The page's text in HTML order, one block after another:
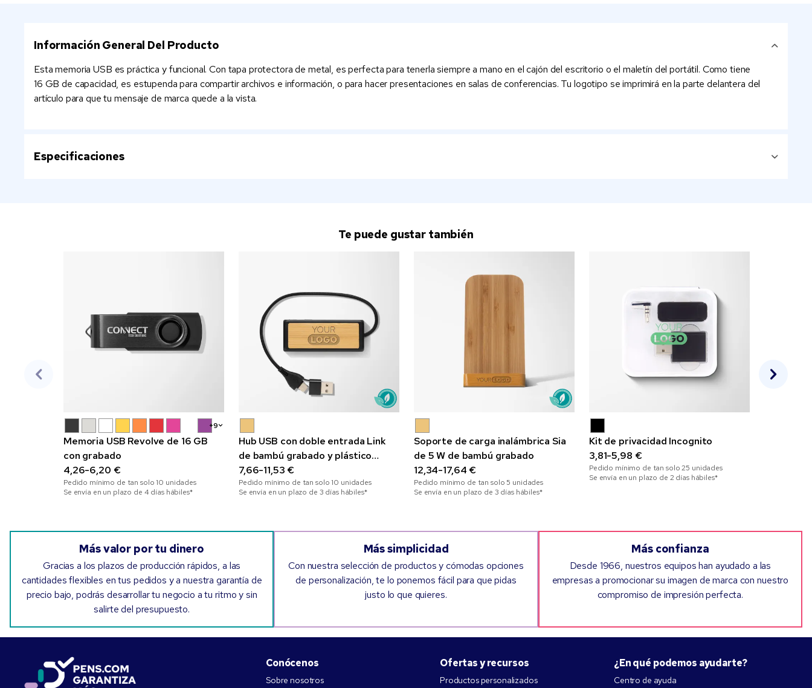
Información General Del Producto
Esta memoria USB es práctica y funcional. Con tapa protectora de metal, es perfecta para tenerla siempre a mano en el cajón del escritorio o el maletín del portátil. Como tiene
16 GB de capacidad, es estupenda para compartir archivos e información, o para hacer presentaciones en salas de conferencias. Tu logotipo se imprimirá en la parte delantera del
artículo para que tu mensaje de marca quede a la vista.
Especificaciones
Te puede gustar también
+9
Memoria USB Revolve de 16 GB
con grabado
4,26-6,20 €
Pedido mínimo de tan solo 10 unidades
Se envía en un plazo de 4 días hábiles*
Hub USB con doble entrada Link
de bambú grabado y plástico
reciclado
7,66-11,53 €
Pedido mínimo de tan solo 10 unidades
Se envía en un plazo de 3 días hábiles*
Soporte de carga inalámbrica Sia
de 5 W de bambú grabado
12,34-17,64 €
Pedido mínimo de tan solo5 unidades
Se envía en un plazo de 3 días hábiles*
Kit de privacidad Incognito
3,81-5,98 €
Pedido mínimo de tan solo25 unidades
Se envía en un plazo de 2 días hábiles*
Más valor por tu dinero
Gracias a los plazos de producción rápidos, a las
cantidades flexibles en tus pedidos y a nuestra garantía de
precio bajo, podrás desarrollar tu negocio a tu ritmo y sin
salirte del presupuesto.
Más simplicidad
Con nuestra selección de productos y cómodas opciones
de personalización, te lo ponemos fácil para que pidas
justo lo que quieres.
Más confianza
Desde 1966, nuestros equipos han ayudado a las
empresas a promocionar su imagen de marca con nuestro
compromiso de impresión perfecta.
Conócenos
Sobre nosotros
Ofertas y recursos
Productos personalizados
¿En qué podemos ayudarte?
Centro de ayuda